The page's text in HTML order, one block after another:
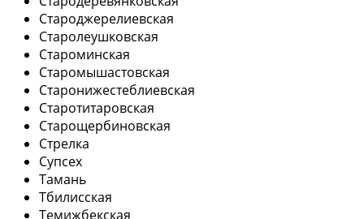
Староджерелиевская
Старолеушковская
Староминская
Старомышастовская
Старонижестеблиевская
Старотитаровская
Старощербиновская
Стрелка
Супсех
Тамань
Тбилисская
Темижбекская